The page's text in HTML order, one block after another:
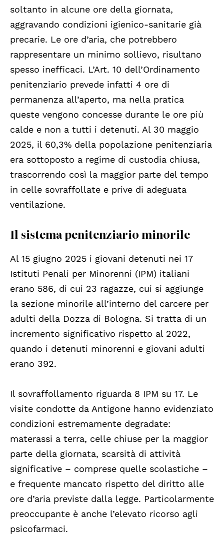
soltanto in alcune ore della giornata,
aggravando condizioni igienico-sanitarie già
precarie. Le ore d’aria, che potrebbero
rappresentare un minimo sollievo, risultano
spesso inefficaci. L’Art. 10 dell’Ordinamento
penitenziario prevede infatti 4 ore di
permanenza all’aperto, ma nella pratica
queste vengono concesse durante le ore più
calde e non a tutti i detenuti. Al 30 maggio
2025, il 60,3% della popolazione penitenziaria
era sottoposto a regime di custodia chiusa,
trascorrendo così la maggior parte del tempo
in celle sovraffollate e prive di adeguata
ventilazione.
Il sistema penitenziario minorile
Al 15 giugno 2025 i giovani detenuti nei 17
Istituti Penali per Minorenni (IPM) italiani
erano 586, di cui 23 ragazze, cui si aggiunge
la sezione minorile all’interno del carcere per
adulti della Dozza di Bologna. Si tratta di un
incremento significativo rispetto al 2022,
quando i detenuti minorenni e giovani adulti
erano 392.
Il sovraffollamento riguarda 8 IPM su 17. Le
visite condotte da Antigone hanno evidenziato
condizioni estremamente degradate:
materassi a terra, celle chiuse per la maggior
parte della giornata, scarsità di attività
significative – comprese quelle scolastiche –
e frequente mancato rispetto del diritto alle
ore d’aria previste dalla legge. Particolarmente
preoccupante è anche l’elevato ricorso agli
psicofarmaci.